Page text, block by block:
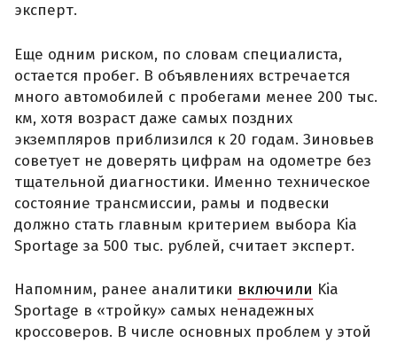
эксперт.
Еще одним риском, по словам специалиста,
остается пробег. В объявлениях встречается
много автомобилей с пробегами менее 200 тыс.
км, хотя возраст даже самых поздних
экземпляров приблизился к 20 годам. Зиновьев
советует не доверять цифрам на одометре без
тщательной диагностики. Именно техническое
состояние трансмиссии, рамы и подвески
должно стать главным критерием выбора Kia
Sportage за 500 тыс. рублей, считает эксперт.
Напомним, ранее аналитики включили Kia
Sportage в «тройку» самых ненадежных
кроссоверов. В числе основных проблем у этой